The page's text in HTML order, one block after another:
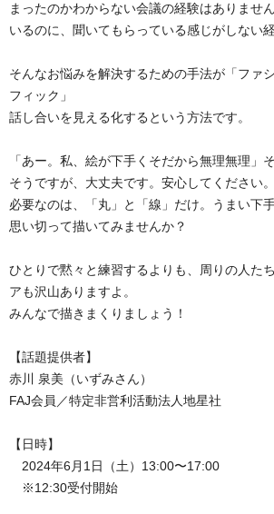
まったのかわからない会議の経験はありませ
いるのに、聞いてもらっている感じがしない
そんなお悩みを解決するための手法が「ファ
フィック」
話し合いを見える化するという方法です。
「あー。私、絵が下手くそだから無理無理」
そうですが、大丈夫です。安心してください。
必要なのは、「丸」と「線」だけ。うまい下
思い切って描いてみませんか？
ひとりで黙々と練習するよりも、周りの人た
アも沢山ありますよ。
みんなで描きまくりましょう！
【話題提供者】
赤川 泉美（いずみさん）
FAJ会員／特定非営利活動法人地星社
【日時】
2024年6月1日（土）13:00〜17:00
※12:30受付開始